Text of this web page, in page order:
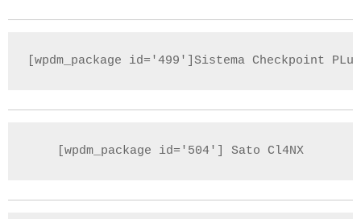
[wpdm_package id='499']Sistema Checkpoint PLus
[wpdm_package id='504'] Sato Cl4NX